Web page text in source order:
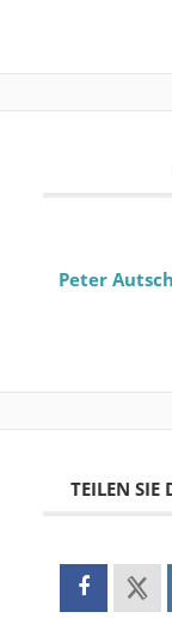
Peter
TEILEN SIE